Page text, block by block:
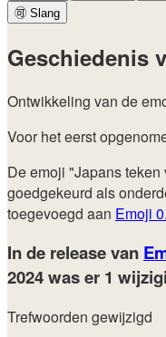
🉑 Slang
Geschiedenis
Ontwikkeling van de
Voor het eerst
De emoji "Japans teken
goedgekeurd als
toegevoegd aan Emoji
In de release van
2024was er 1
Trefwoorden gewijzigd